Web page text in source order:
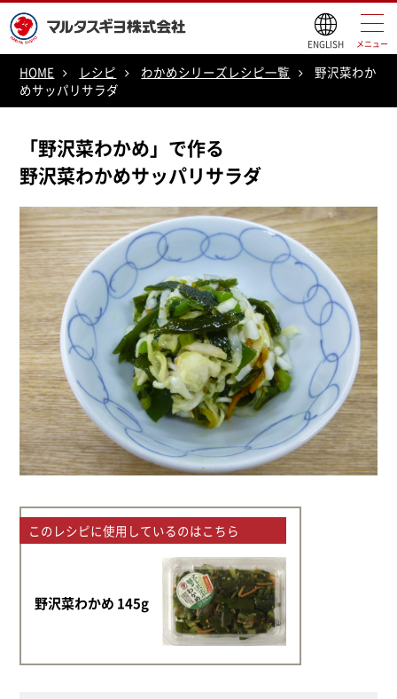
ENGLISH メニュー
HOME レシピ わかめシリーズレシピ一覧
野沢菜わか
めサッパリサラダ
「野沢菜わかめ」で作る
野沢菜わかめサッパリサラダ
このレシピに使用しているのはこちら
野沢菜わかめ 145g